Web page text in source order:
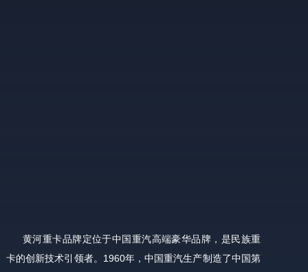
黄河重卡品牌定位于中国重汽高端豪华品牌，是民族重
卡的创新技术引领者。1960年，中国重汽生产制造了中国第